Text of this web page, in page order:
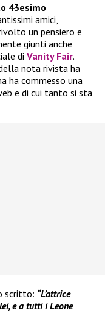
43esimo
amici,
un pensiero e
giunti anche
di Vanity Fair.
nota rivista ha
ha commesso una
e di cui tanto si sta
scritto: “L’attrice
e a tutti i Leone